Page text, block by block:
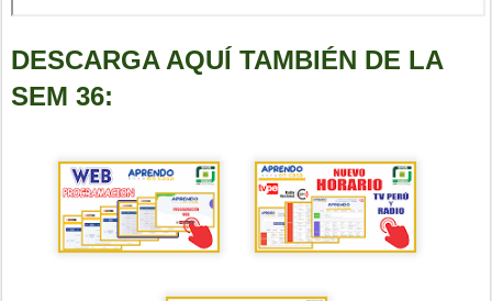
DESCARGA AQUÍ TAMBIÉN DE LA
SEM 36: